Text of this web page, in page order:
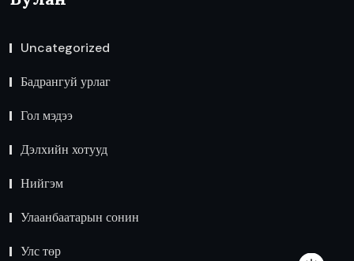
Uncategorized
Бадрангуй урлаг
Гол мэдээ
Дэлхийн хотууд
Нийгэм
Улаанбаатарын сонин
Улс төр